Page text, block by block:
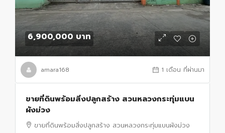
6,900,000 บาท
amara168 1 เดือน ที่ผ่านมา
ขายที่ดินพร้อมสิ่งปลูกสร้าง สวนหลวงกระทุ่มแบน
ผังม่วง
ขายที่ดินพร้อมสิ่งปลูกสร้าง สวนหลวงกระทุ่มแบนผังม่วง